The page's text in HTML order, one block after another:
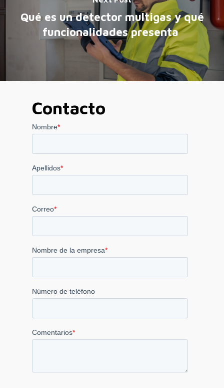
Qué es un detector multigas y qué
funcionalidades presenta
Contacto